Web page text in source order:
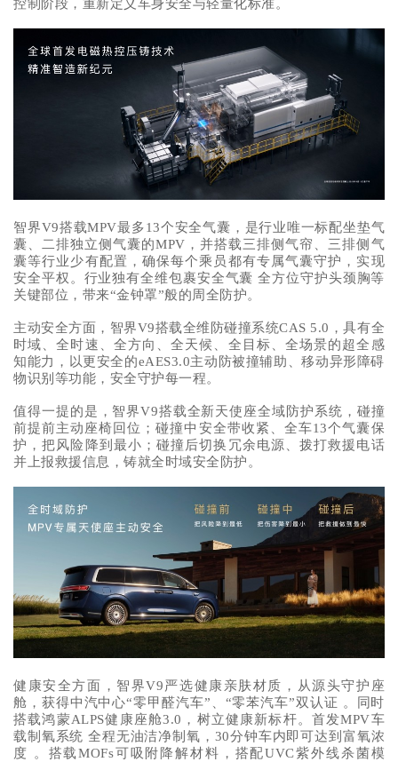
控制阶段，重新定义车身安全与轻量化标准。
智界V9搭载MPV最多13个安全气囊，是行业唯一标配坐垫气
囊、二排独立侧气囊的MPV，并搭载三排侧气帘、三排侧气
囊等行业少有配置，确保每个乘员都有专属气囊守护，实现
安全平权。行业独有全维包裹安全气囊 全方位守护头颈胸等
关键部位，带来“金钟罩”般的周全防护。
主动安全方面，智界V9搭载全维防碰撞系统CAS 5.0，具有全
时域、全时速、全方向、全天候、全目标、全场景的超全感
知能力，以更安全的eAES3.0主动防被撞辅助、移动异形障碍
物识别等功能，安全守护每一程。
值得一提的是，智界V9搭载全新天使座全域防护系统，碰撞
前提前主动座椅回位；碰撞中安全带收紧、全车13个气囊保
护，把风险降到最小；碰撞后切换冗余电源、拨打救援电话
并上报救援信息，铸就全时域安全防护。
健康安全方面，智界V9严选健康亲肤材质，从源头守护座
舱，获得中汽中心“零甲醛汽车”、“零苯汽车”双认证 。同时
搭载鸿蒙ALPS健康座舱3.0，树立健康新标杆。首发MPV车
载制氧系统 全程无油洁净制氧，30分钟车内即可达到富氧浓
度 。搭载MOFs可吸附降解材料，搭配UVC紫外线杀菌模